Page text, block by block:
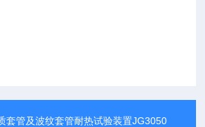
套管及波纹套管耐热试验装置JG3050